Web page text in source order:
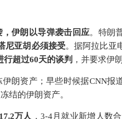
伊朗以导弹袭击回应。特朗
尼亚胡必须接受。据阿拉比亚
行超过60天的谈判 ，并要求伊
朗资产；早些时候据CNN报
结的伊朗资产。
万人 ，3-4月就业新增人数